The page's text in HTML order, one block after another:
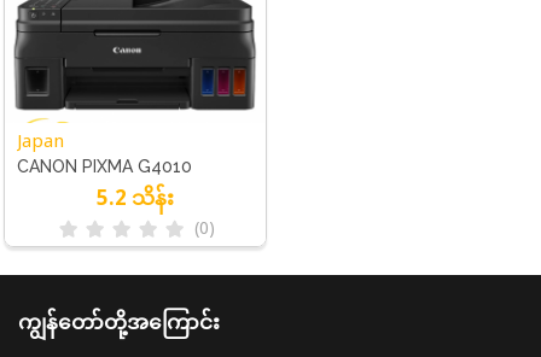
Japan
CANON PIXMA G4010
5.2 သိန်း
(0)
ကျွန်တော်တို့အကြောင်း